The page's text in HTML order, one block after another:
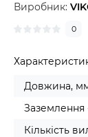
Виробник:
0
Довжина,
Заземлення
Кількість